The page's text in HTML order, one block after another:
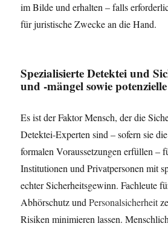
im Bilde und erhalten – falls
für juristische Zwecke an die Hand.
Spezialisierte Detektei und
und -mängel sowie
Es ist der Faktor Mensch, der die
Detektei-Experten sind – sofern sie
formalen Voraussetzungen erfüllen –
Institutionen und Privatpersonen mit
echter Sicherheitsgewinn. Fachleute
Abhörschutz undPersonalsicherheit
Risiken minimieren lassen.